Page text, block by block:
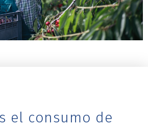
el consumo de